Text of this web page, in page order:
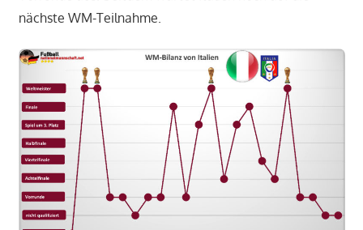
nächste WM-Teilnahme.